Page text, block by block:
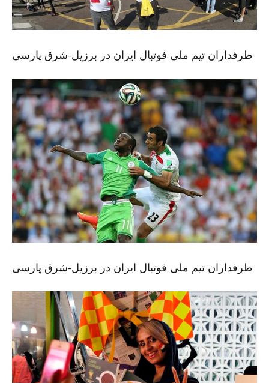
طرفداران تیم ملی فوتبال ایران در برزیل-شرق پارسی
طرفداران تیم ملی فوتبال ایران در برزیل-شرق پارسی